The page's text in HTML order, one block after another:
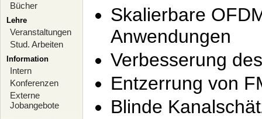
Bücher
Lehre
Veranstaltungen
Stud. Arbeiten
Information
Intern
Konferenzen
Externe
Jobangebote
Skalierbare
Anwendungen
Verbesserung
Entzerrung von
Blinde